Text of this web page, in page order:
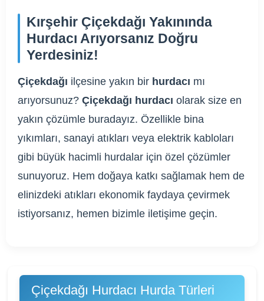
Kırşehir Çiçekdağı Yakınında
Hurdacı Arıyorsanız Doğru
Yerdesiniz!
Çiçekdağı ilçesine yakın bir hurdacı mı
arıyorsunuz? Çiçekdağı hurdacı olarak size en
yakın çözümle buradayız. Özellikle bina
yıkımları, sanayi atıkları veya elektrik kabloları
gibi büyük hacimli hurdalar için özel çözümler
sunuyoruz. Hem doğaya katkı sağlamak hem de
elinizdeki atıkları ekonomik faydaya çevirmek
istiyorsanız, hemen bizimle iletişime geçin.
Çiçekdağı Hurdacı Hurda Türleri